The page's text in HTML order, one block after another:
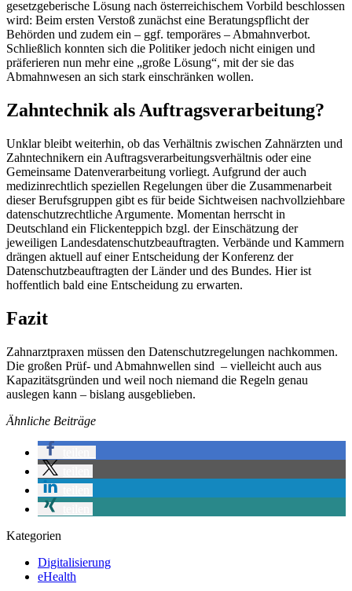
gesetzgeberische Lösung nach österreichischem Vorbild beschlossen
wird: Beim ersten Verstoß zunächst eine Beratungspflicht der
Behörden und zudem ein – ggf. temporäres – Abmahnverbot.
Schließlich konnten sich die Politiker jedoch nicht einigen und
präferieren nun mehr eine „große Lösung“, mit der sie das
Abmahnwesen an sich stark einschränken wollen.
Zahntechnik als Auftragsverarbeitung?
Unklar bleibt weiterhin, ob das Verhältnis zwischen Zahnärzten und
Zahntechnikern ein Auftragsverarbeitungsverhältnis oder eine
Gemeinsame Datenverarbeitung vorliegt. Aufgrund der auch
medizinrechtlich speziellen Regelungen über die Zusammenarbeit
dieser Berufsgruppen gibt es für beide Sichtweisen nachvollziehbare
datenschutzrechtliche Argumente. Momentan herrscht in
Deutschland ein Flickenteppich bzgl. der Einschätzung der
jeweiligen Landesdatenschutzbeauftragten. Verbände und Kammern
drängen aktuell auf einer Entscheidung der Konferenz der
Datenschutzbeauftragten der Länder und des Bundes. Hier ist
hoffentlich bald eine Entscheidung zu erwarten.
Fazit
Zahnarztpraxen müssen den Datenschutzregelungen nachkommen.
Die großen Prüf- und Abmahnwellen sind – vielleicht auch aus
Kapazitätsgründen und weil noch niemand die Regeln genau
auslegen kann – bislang ausgeblieben.
Ähnliche Beiträge
Kategorien
Digitalisierung
eHealth